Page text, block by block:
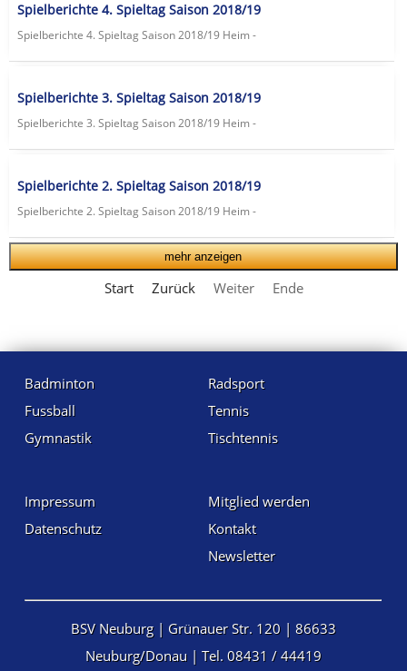
Spielberichte 4. Spieltag Saison 2018/19
Spielberichte 4. Spieltag Saison 2018/19 Heim -
Spielberichte 3. Spieltag Saison 2018/19
Spielberichte 3. Spieltag Saison 2018/19 Heim -
Spielberichte 2. Spieltag Saison 2018/19
Spielberichte 2. Spieltag Saison 2018/19 Heim -
mehr anzeigen
Start Zurück Weiter Ende
Badminton
Fussball
Gymnastik
Radsport
Tennis
Tischtennis
Impressum
Datenschutz
Mitglied werden
Kontakt
Newsletter
BSV Neuburg | Grünauer Str. 120 | 86633
Neuburg/Donau | Tel. 08431 / 44419